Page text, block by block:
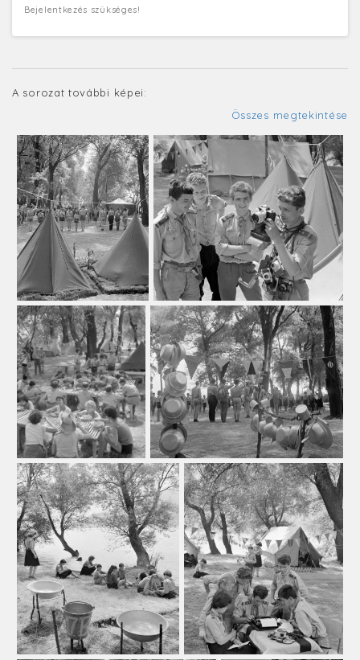
Bejelentkezés szükséges!
A sorozat további képei:
Összes megtekintése